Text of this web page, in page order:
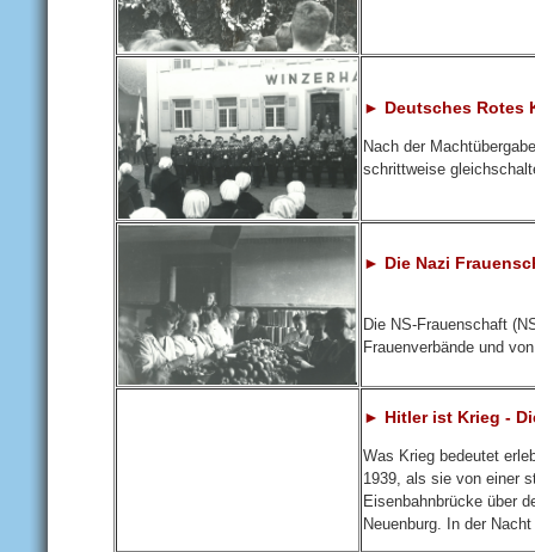
► Deutsches Rotes
Nach der
schrittweise
► Die Nazi
Die NS-Frauenschaft
Frauenverbände und
► Hitler ist Krieg -
Was Krieg bedeutet
1939, als sie von einer
Eisenbahnbrücke über
Neuenburg. In der